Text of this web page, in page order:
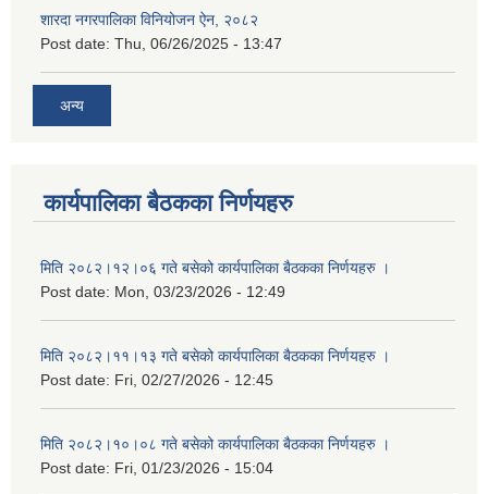
शारदा नगरपालिका विनियोजन ऐन, २०८२
Post date: Thu, 06/26/2025 - 13:47
अन्य
कार्यपालिका बैठकका निर्णयहरु
मिति २०८२।१२।०६ गते बसेको कार्यपालिका बैठकका निर्णयहरु ।
Post date: Mon, 03/23/2026 - 12:49
मिति २०८२।११।१३ गते बसेको कार्यपालिका बैठकका निर्णयहरु ।
Post date: Fri, 02/27/2026 - 12:45
मिति २०८२।१०।०८ गते बसेको कार्यपालिका बैठकका निर्णयहरु ।
Post date: Fri, 01/23/2026 - 15:04